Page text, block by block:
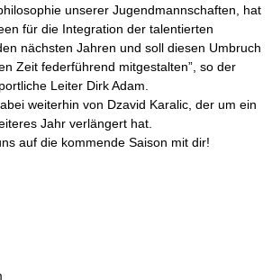
unserer Jugendmannschaften, hat
für die Integration der talentierten
nächsten Jahren und soll diesen Umbruch
Zeit federführend mitgestalten”, so der
Leiter Dirk Adam.
weiterhin von Dzavid Karalic, der um ein
Jahr verlängert hat.
auf die kommende Saison mit dir!